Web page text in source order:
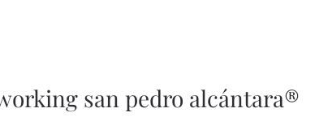
san pedro alcántara®